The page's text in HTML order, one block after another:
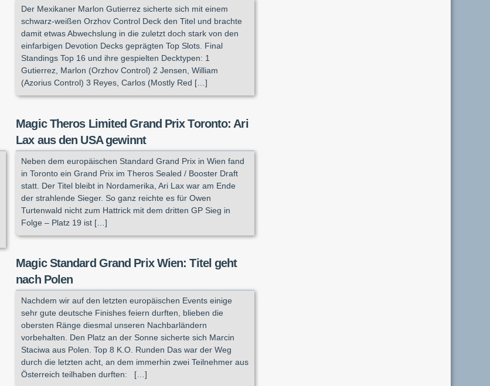
Der Mexikaner Marlon Gutierrez sicherte sich mit einem
schwarz-weißen Orzhov Control Deck den Titel und brachte
damit etwas Abwechslung in die zuletzt doch stark von den
einfarbigen Devotion Decks geprägten Top Slots. Final
Standings Top 16 und ihre gespielten Decktypen: 1
Gutierrez, Marlon (Orzhov Control) 2 Jensen, William
(Azorius Control) 3 Reyes, Carlos (Mostly Red […]
Magic Theros Limited Grand Prix Toronto: Ari
Lax aus den USA gewinnt
Neben dem europäischen Standard Grand Prix in Wien fand
in Toronto ein Grand Prix im Theros Sealed / Booster Draft
statt. Der Titel bleibt in Nordamerika, Ari Lax war am Ende
der strahlende Sieger. So ganz reichte es für Owen
Turtenwald nicht zum Hattrick mit dem dritten GP Sieg in
Folge – Platz 19 ist […]
Magic Standard Grand Prix Wien: Titel geht
nach Polen
Nachdem wir auf den letzten europäischen Events einige
sehr gute deutsche Finishes feiern durften, blieben die
obersten Ränge diesmal unseren Nachbarländern
vorbehalten. Den Platz an der Sonne sicherte sich Marcin
Staciwa aus Polen. Top 8 K.O. Runden Das war der Weg
durch die letzten acht, an dem immerhin zwei Teilnehmer aus
Österreich teilhaben durften: […]